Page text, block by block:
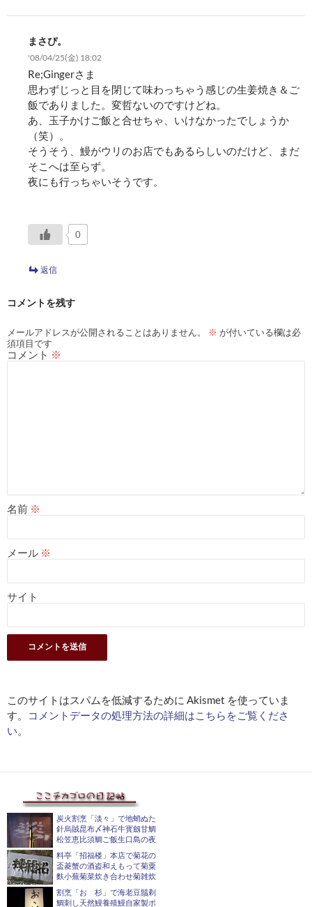
まさぴ。
'08/04/25(金) 18:02
Re;Gingerさま
思わずじっと目を閉じて味わっちゃう感じの生姜焼き＆ご
飯でありました。変哲ないのですけどね。
あ、玉子かけご飯と合せちゃ、いけなかったでしょうか
（笑）。
そうそう、鰻がウリのお店でもあるらしいのだけど、まだ
そこへは至らず。
夜にも行っちゃいそうです。
0
返信
コメントを残す
メールアドレスが公開されることはありません。 ※ が付いている欄は必
須項目です
コメント ※
名前 ※
メール ※
サイト
このサイトはスパムを低減するために Akismet を使っていま
す。
コメントデータの処理方法の詳細はこちらをご覧くださ
い。
炭火割烹「淡々」で地蛸ぬた
針烏賊昆布〆神石牛寳劔甘鯛
松笠恵比須鯛ご飯生口島の夜
料亭「招福楼」本店で菊花の
盃菱蟹の酒盗和えもって菊粟
麩小蕪菊菜炊き合わせ菊雑炊
割烹「おゝ杉」で海老豆鬚剃
鯛刺し天然鰻養殖鰻自家製ポ